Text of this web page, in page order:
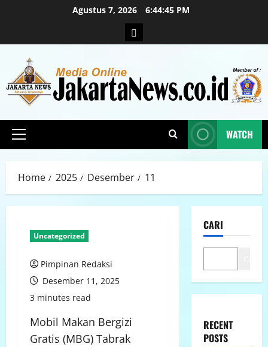
Agustus 7, 2026 6:44:47 PM
WATCH
Home 2025 Desember 11
Uncategorized
Pimpinan Redaksi
Desember 11, 2025
3 minutes read
Mobil Makan Bergizi
Gratis (MBG) Tabrak
CARI
RECENT
POSTS